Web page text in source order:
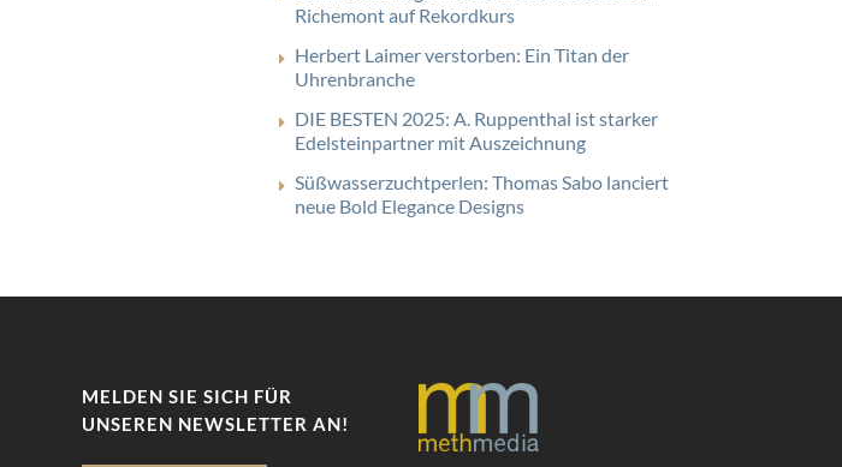
Richemont auf Rekordkurs
Herbert Laimer verstorben: Ein Titan der
Uhrenbranche
DIE BESTEN 2025: A. Ruppenthal ist starker
Edelsteinpartner mit Auszeichnung
Süßwasserzuchtperlen: Thomas Sabo lanciert
neue Bold Elegance Designs
MELDEN SIE SICH FÜR
UNSEREN NEWSLETTER AN!